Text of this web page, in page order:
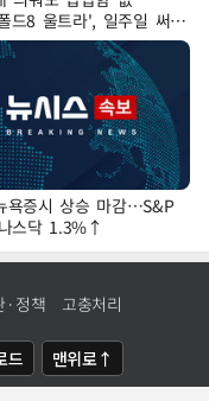
드8 울트라', 일주일 써보
욕증시 상승 마감…S&P
스닥 1.3%↑
·정책 고충처리
드 맨위로↑